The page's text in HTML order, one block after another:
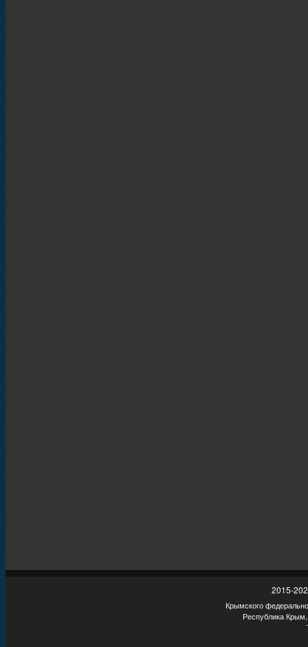
2015-
Крымского
Республика